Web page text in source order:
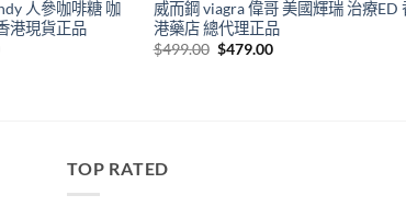
人參咖啡糖 咖
港現貨正品
Price
威而鋼 viagra 偉哥 美國輝瑞 治療ED
港藥店 總代理正品
$499.00 Original
$479.00Current
TOP RATED